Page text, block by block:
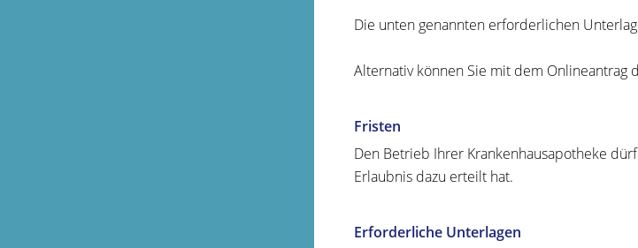
Die unten genannten erforderlichen
Alternativ können Sie mit dem Onlineantrag
Fristen
Den Betrieb Ihrer Krankenhausapotheke
Erlaubnis dazu erteilt hat.
Erforderliche Unterlagen